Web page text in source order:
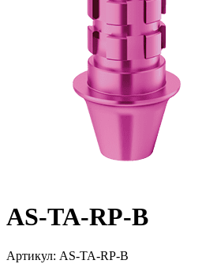
AS-TA-RP-B
Артикул: AS-TA-RP-B